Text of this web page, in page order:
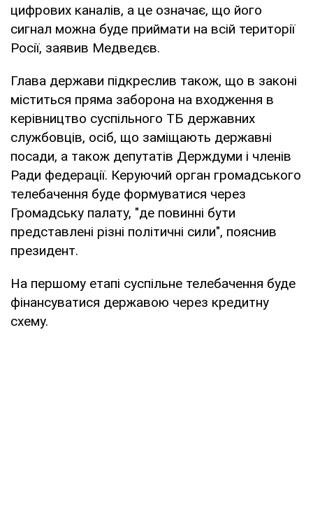
цифрових каналів, а це означає, що його
сигнал можна буде приймати на всій території
Росії, заявив Медведєв.
Глава держави підкреслив також, що в законі
міститься пряма заборона на входження в
керівництво суспільного ТБ державних
службовців, осіб, що заміщають державні
посади, а також депутатів Держдуми і членів
Ради федерації. Керуючий орган громадського
телебачення буде формуватися через
Громадську палату, "де повинні бути
представлені різні політичні сили", пояснив
президент.
На першому етапі суспільне телебачення буде
фінансуватися державою через кредитну
схему.